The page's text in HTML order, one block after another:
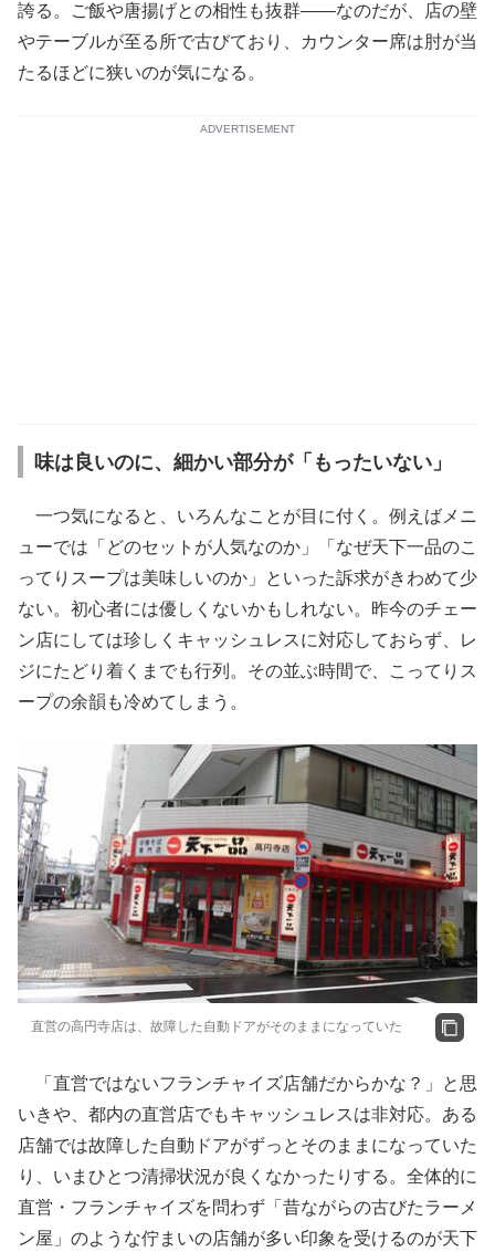
誇る。ご飯や唐揚げとの相性も抜群——なのだが、店の壁
やテーブルが至る所で古びており、カウンター席は肘が当
たるほどに狭いのが気になる。
ADVERTISEMENT
味は良いのに、細かい部分が「もったいない」
一つ気になると、いろんなことが目に付く。例えばメニ
ューでは「どのセットが人気なのか」「なぜ天下一品のこ
ってりスープは美味しいのか」といった訴求がきわめて少
ない。初心者には優しくないかもしれない。昨今のチェー
ン店にしては珍しくキャッシュレスに対応しておらず、レ
ジにたどり着くまでも行列。その並ぶ時間で、こってりス
ープの余韻も冷めてしまう。
直営の高円寺店は、故障した自動ドアがそのままになっていた
「直営ではないフランチャイズ店舗だからかな？」と思
いきや、都内の直営店でもキャッシュレスは非対応。ある
店舗では故障した自動ドアがずっとそのままになっていた
り、いまひとつ清掃状況が良くなかったりする。全体的に
直営・フランチャイズを問わず「昔ながらの古びたラーメ
ン屋」のような佇まいの店舗が多い印象を受けるのが天下